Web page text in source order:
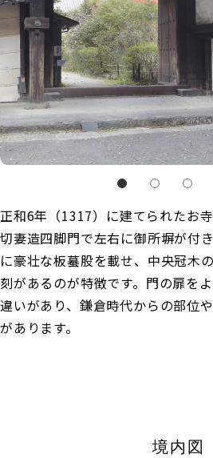
正和6年（1317）に建てられたお
切妻造四脚門で左右に御所塀が付
に豪壮な板蟇股を載せ、中央冠木
刻があるのが特徴です。門の扉を
違いがあり、鎌倉時代からの部位
があります。
境内図